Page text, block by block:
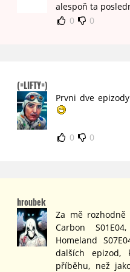
alespoň ta
0
0
(=LIFTY=)
Prvni dve
0 0
hroubek
Za mě rozhodně
Carbon
Homeland
dalších epizod,
příběhu, než